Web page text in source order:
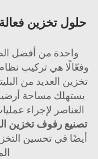
حلول تخزين
واحدة من أفضل
وفعّالًا هي تركيب
تخزين العديد من
يستهلك مساحة
العناصر لإجراء
تصنيع رفوف تخزين
أيضًا في تحسين